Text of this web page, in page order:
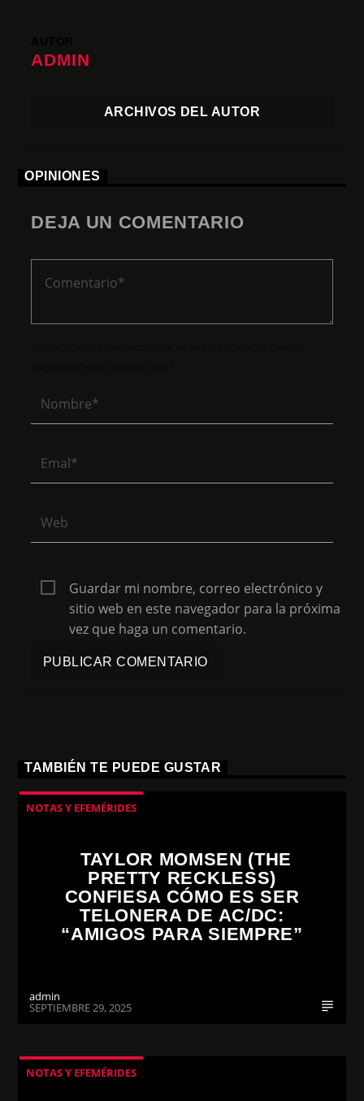
ADMIN
ARCHIVOS DEL AUTOR
OPINIONES
DEJA UN COMENTARIO
Guardar mi nombre, correo electrónico y
sitio web en este navegador para la próxima
vez que haga un comentario.
TAMBIÉN TE PUEDE GUSTAR
NOTAS Y EFEMÉRIDES
TAYLOR MOMSEN (THE
PRETTY RECKLESS)
CONFIESA CÓMO ES SER
TELONERA DE AC/DC:
“AMIGOS PARA SIEMPRE”
admin
SEPTIEMBRE 29, 2025
NOTAS Y EFEMÉRIDES